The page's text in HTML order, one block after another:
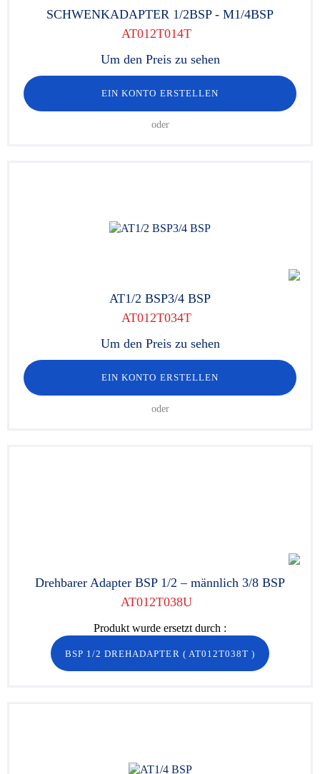
SCHWENKADAPTER 1/2BSP - M1/4BSP
AT012T014T
Um den Preis zu sehen
EIN KONTO ERSTELLEN
oder
AT1/2 BSP3/4 BSP
AT012T034T
Um den Preis zu sehen
EIN KONTO ERSTELLEN
oder
Drehbarer Adapter BSP 1/2 – männlich 3/8 BSP
AT012T038U
Produkt wurde ersetzt durch :
BSP 1/2 DREHADAPTER ( AT012T038T )